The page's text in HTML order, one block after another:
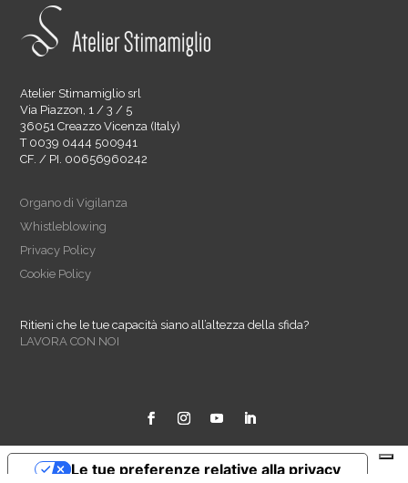
Atelier Stimamiglio srl
Via Piazzon, 1 / 3 / 5
36051 Creazzo Vicenza (Italy)
T 0039 0444 500941
CF. / PI. 00656960242
Organo di Vigilanza
Whistleblowing
Privacy Policy
Cookie Policy
Ritieni che le tue capacità siano all’altezza della sfida?
LAVORA CON NOI
Le tue preferenze relative alla privacy